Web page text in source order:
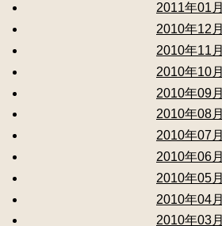
2011年01月
2010年12月
2010年11月
2010年10月
2010年09月
2010年08月
2010年07月
2010年06月
2010年05月
2010年04月
2010年03月